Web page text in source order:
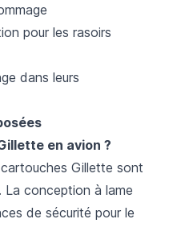
pour les rasoirs
dans leurs
en avion ?
Gillette sont
La conception à lame
de sécurité pour le